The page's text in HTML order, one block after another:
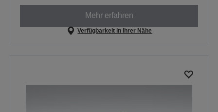
Mehr erfahren
Verfügbarkeit in Ihrer Nähe